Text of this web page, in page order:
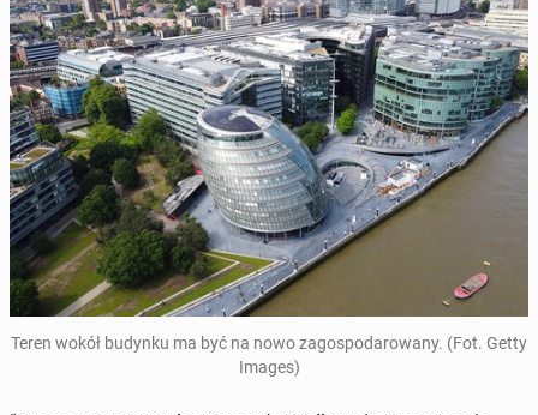
Teren wokół budynku ma być na nowo za­go­spo­da­ro­wa­ny. (Fot. Getty
Images)